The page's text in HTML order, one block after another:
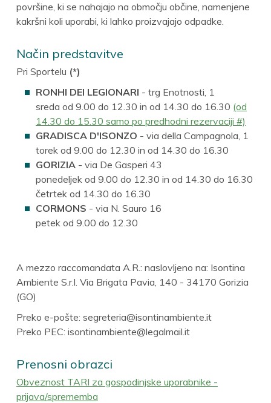
površine, ki se nahajajo na območju občine, namenjene
kakršni koli uporabi, ki lahko proizvajajo odpadke.
Način predstavitve
Pri Sportelu (*)
RONHI DEI LEGIONARI - trg Enotnosti, 1
sreda od 9.00 do 12.30 in od 14.30 do 16.30 (od
14.30 do 15.30 samo po predhodni rezervaciji #)
GRADISCA D'ISONZO - via della Campagnola, 1
torek od 9.00 do 12.30 in od 14.30 do 16.30
GORIZIA - via De Gasperi 43
ponedeljek od 9.00 do 12.30 in od 14.30 do 16.30
četrtek od 14.30 do 16.30
CORMONS - via N. Sauro 16
petek od 9.00 do 12.30
A mezzo raccomandata A.R.: naslovljeno na: Isontina
Ambiente S.r.l. Via Brigata Pavia, 140 - 34170 Gorizia
(GO)
Preko e-pošte: segreteria@isontinambiente.it
Preko PEC: isontinambiente@legalmail.it
Prenosni obrazci
Obveznost TARI za gospodinjske uporabnike -
prijava/sprememba